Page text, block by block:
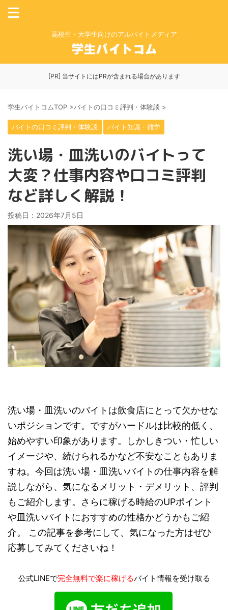
高校生・大学生向けのアルバイトメディア
[PR] 当サイトにはPRが含まれる場合があります
学生バイトコムTOP >バイトの口コミ評判・体験談 >
バイトの口コミ評判・体験談 バイト知識・雑学
洗い場・皿洗いのバイトって
大変？仕事内容や口コミ評判
など詳しく解説！
投稿日： 2026年7月5日
洗い場・皿洗いのバイトは飲食店にとって欠かせな
いポジションです。ですがハードルは比較的低く、
始めやすい印象があります。しかしきつい・忙しい
イメージや、続けられるかなど不安なこともありま
すね。今回は洗い場・皿洗いバイトの仕事内容を解
説しながら、気になるメリット・デメリット、評判
もご紹介します。さらに稼げる時給のUPポイント
や皿洗いバイトにおすすめの性格かどうかもご紹
介。 この記事を参考にして、気になった方はぜひ
応募してみてくださいね！
公式LINEで完全無料で楽に稼げるバイト情報を受け取る